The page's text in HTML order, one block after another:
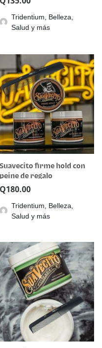
Tridentium, Belleza,
Salud y más
Suavecito firme hold con
peine de regalo
Q180.00
Tridentium, Belleza,
Salud y más